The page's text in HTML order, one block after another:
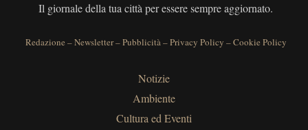
Il giornale della tua città per essere sempre aggiornato.
Redazione –Newsletter–Pubblicità–Privacy Policy –Cookie Policy
Notizie
Ambiente
Cultura ed Eventi